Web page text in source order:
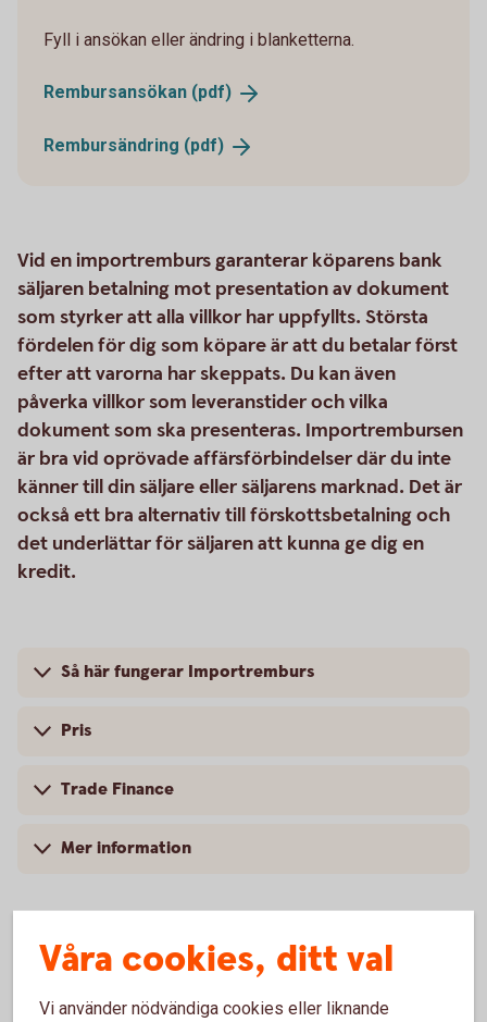
Fyll i ansökan eller ändring i blanketterna.
Rembursansökan (pdf)
Rembursändring (pdf)
Vid en importremburs garanterar köparens bank
säljaren betalning mot presentation av dokument
som styrker att alla villkor har uppfyllts. Största
fördelen för dig som köpare är att du betalar först
efter att varorna har skeppats. Du kan även
påverka villkor som leveranstider och vilka
dokument som ska presenteras. Importrembursen
är bra vid oprövade affärsförbindelser där du inte
känner till din säljare eller säljarens marknad. Det är
också ett bra alternativ till förskottsbetalning och
det underlättar för säljaren att kunna ge dig en
kredit.
Så här fungerar Importremburs
Pris
Trade Finance
Mer information
Vanliga frågor och svar
Våra cookies, ditt val
Vi använder nödvändiga cookies eller liknande